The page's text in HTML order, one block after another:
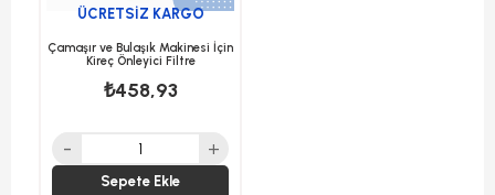
Çamaşır ve Bulaşık Makinesi İçin
Kireç Önleyici Filtre
₺458,93
ÜCRETSIZ KARGO
Sepete Ekle